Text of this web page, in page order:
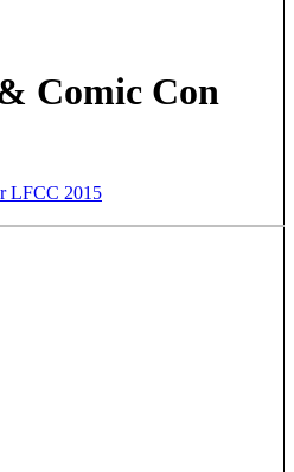
Comic Con
LFCC 2015